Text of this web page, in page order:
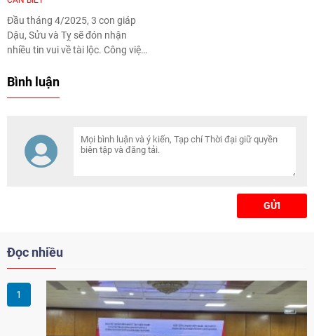
Đầu tháng 4/2025, 3 con giáp
Dậu, Sửu và Tỵ sẽ đón nhận
nhiều tin vui về tài lộc. Công việc
biệt những ai làm kinh doanh và
Bình luận
GỬI
Đọc nhiều